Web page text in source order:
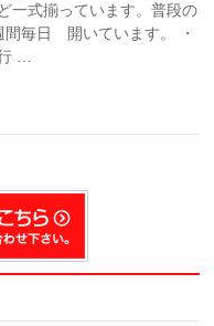
一式揃っています。普段の
間毎日 開いています。 ・
…